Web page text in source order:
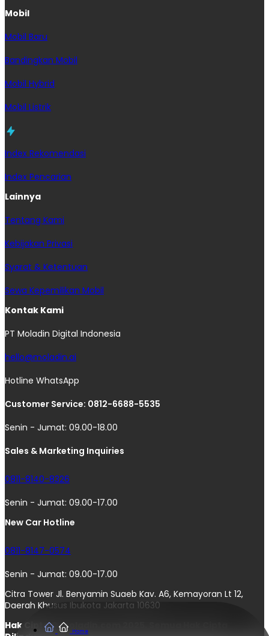
Home
Mobil
Mobil Baru
Bandingkan Mobil
Mobil Hybrid
Mobil Listrik
Index Rekomendasi
Index Pencarian
Lainnya
Tentang Kami
Kebijakan Privasi
Syarat & Ketentuan
Sewa Kepemilikan Mobil
Kontak Kami
PT Moladin Digital Indonesia
hello@moladin.ai
Hotline WhatsApp
Customer Service: 0812-6688-5535
Senin - Jumat: 09.00-18.00
Sales & Marketing Inquiries
0811-8140-8326
Senin - Jumat: 09.00-17.00
New Car Hotline
0811-8147-0574
Senin - Jumat: 09.00-17.00
Citra Tower Jl. Benyamin Suaeb Kav. A6, Kemayoran Lt 12,
Daerah Khusus Ibukota Jakarta 10630
Hak Cipta © moladin.com 2025. Semua Hak Cipta